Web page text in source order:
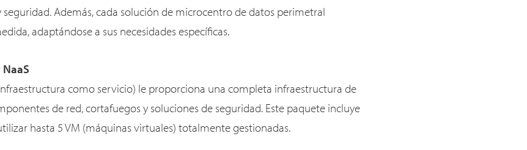
Además, cada solución de microcentro de datos perimetral
adaptándose a sus necesidades específicas.
como servicio) le proporciona una completa infraestructura de
de red, cortafuegos y soluciones de seguridad. Este paquete incluye
hasta 5 VM (máquinas virtuales) totalmente gestionadas.